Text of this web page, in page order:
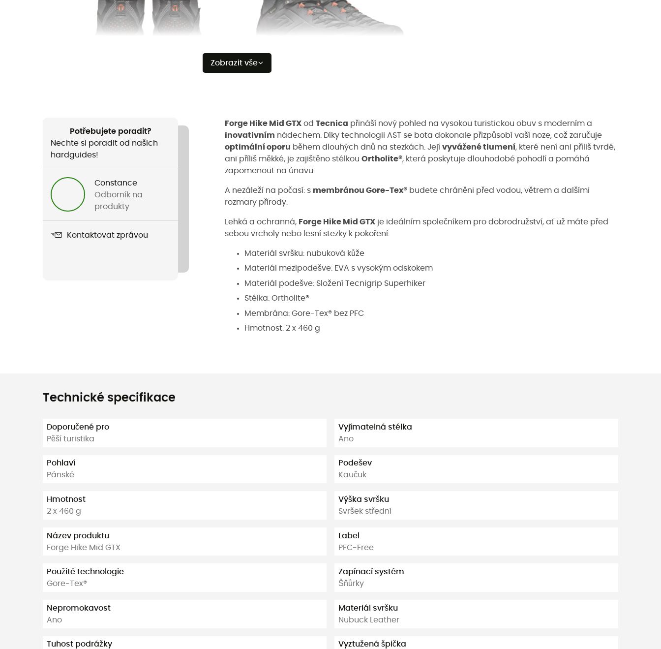
Zobrazit vše
Potřebujete poradit?
Nechte si poradit od našich
hardguides!
Constance
Odborník na
produkty
Kontaktovat zprávou
Forge Hike Mid GTX od Tecnica přináší nový pohled na vysokou turistickou obuv s moderním a
inovativním nádechem. Díky technologii AST se bota dokonale přizpůsobí vaší noze, což zaručuje
optimální oporu během dlouhých dnů na stezkách. Její vyvážené tlumení, které není ani příliš tvrdé,
ani příliš měkké, je zajištěno stélkou Ortholite®, která poskytuje dlouhodobé pohodlí a pomáhá
zapomenout na únavu.
A nezáleží na počasí: s membránou Gore-Tex® budete chráněni před vodou, větrem a dalšími
rozmary přírody.
Lehká a ochranná, Forge Hike Mid GTX je ideálním společníkem pro dobrodružství, ať už máte před
sebou vrcholy nebo lesní stezky k pokoření.
Materiál svršku: nubuková kůže
Materiál mezipodešve: EVA s vysokým odskokem
Materiál podešve: Složení Tecnigrip Superhiker
Stélka: Ortholite®
Membrána: Gore-Tex® bez PFC
Hmotnost: 2 x 460 g
Technické specifikace
Doporučené pro
Pěší turistika
Pohlaví
Pánské
Hmotnost
2 x 460 g
Název produktu
Forge Hike Mid GTX
Použité technologie
Gore-Tex®
Nepromokavost
Ano
Tuhost podrážky
Vyjímatelná stélka
Ano
Podešev
Kaučuk
Výška svršku
Svršek střední
Label
PFC-Free
Zapínací systém
Šňůrky
Materiál svršku
Nubuck Leather
Vyztužená špička